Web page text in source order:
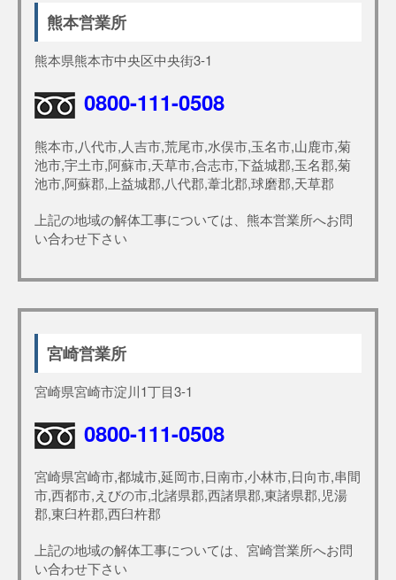
熊本営業所
熊本県熊本市中央区中央街3-1
0800-111-0508
熊本市,八代市,人吉市,荒尾市,水俣市,玉名市,山鹿市,菊
池市,宇土市,阿蘇市,天草市,合志市,下益城郡,玉名郡,菊
池市,阿蘇郡,上益城郡,八代郡,葦北郡,球磨郡,天草郡
上記の地域の解体工事については、熊本営業所へお問
い合わせ下さい
宮崎営業所
宮崎県宮崎市淀川1丁目3-1
0800-111-0508
宮崎県宮崎市,都城市,延岡市,日南市,小林市,日向市,串間
市,西都市,えびの市,北諸県郡,西諸県郡,東諸県郡,児湯
郡,東臼杵郡,西臼杵郡
上記の地域の解体工事については、宮崎営業所へお問
い合わせ下さい